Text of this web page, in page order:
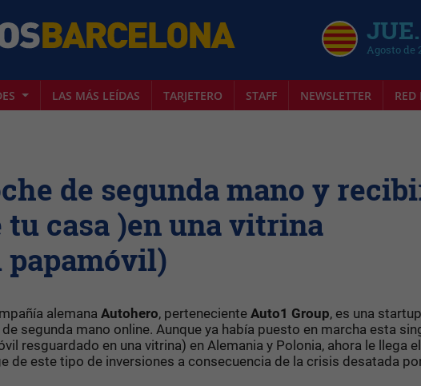
Agosto de
LAS MÁS LEÍDAS TARJETERO STAFF NEWSLETTER RED
de segunda mano y
tu casa )en una vitrina
alemana Autohero, perteneciente Auto1 Group, es una startup
segunda mano online. Aunque ya había puesto en marcha esta
resguardado en una vitrina) en Alemania y Polonia, ahora le llega
de este tipo de inversiones a consecuencia de la crisis desatada